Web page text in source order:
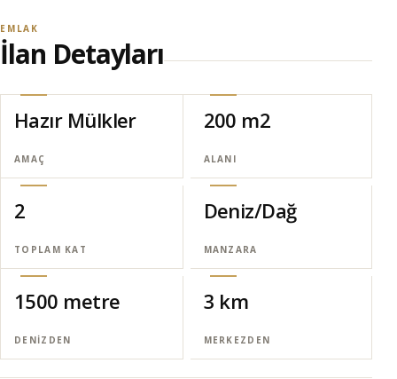
EMLAK
İlan Detayları
Hazır Mülkler
AMAÇ
200 m2
ALANI
2
TOPLAM KAT
Deniz/Dağ
MANZARA
1500 metre
DENIZDEN
3 km
MERKEZDEN